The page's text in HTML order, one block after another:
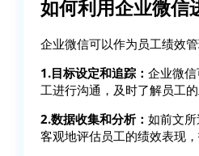
如何利用企业微信
企业微信可以作为员工绩效
1.目标设定和追踪： 企业微
工进行沟通，及时了解员工
2.数据收集和分析： 如前文
客观地评估员工的绩效表现